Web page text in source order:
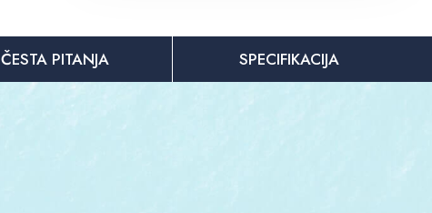
ČESTA PITANJA SPECIFIKACIJA